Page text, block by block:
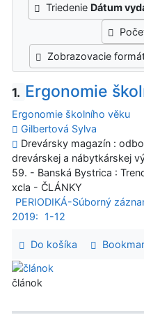
Triedenie Dátum
Zobrazovacie
1. Ergonomie
Ergonomie školního věku
Gilbertová Sylva
Drevársky magazín :
drevárskej a nábytkárskej
59. - Banská Bystrica :
xcla - ČLÁNKY
PERIODIKÁ-Súborný
2019:
1-12
Do košíka
článok